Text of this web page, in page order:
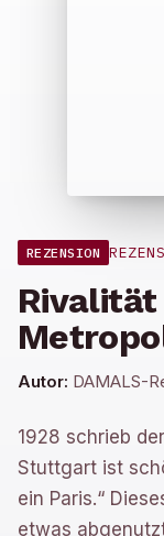
REZENSION
Autor: DAMALS-
1928 schrieb
Stuttgart ist
ein Paris.“
etwas